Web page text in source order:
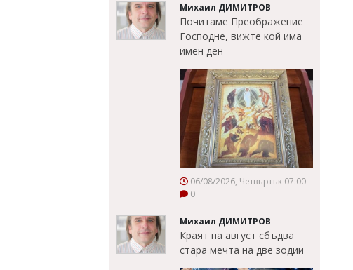
Михаил ДИМИТРОВ
Почитаме Преображение
Господне, вижте кой има
имен ден
06/08/2026, Четвъртък 07:00
0
Михаил ДИМИТРОВ
Краят на август сбъдва
стара мечта на две зодии